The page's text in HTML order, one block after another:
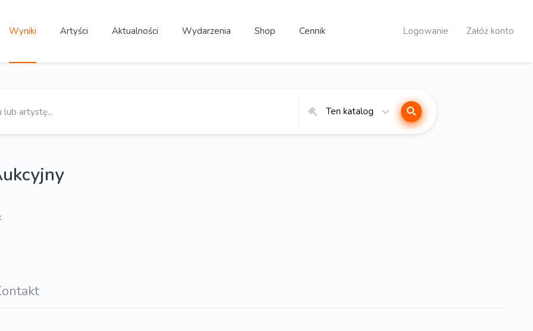
Wyniki Artyści Aktualności Wydarzenia Shop Cennik Logowanie Załóż konto
Ten katalog